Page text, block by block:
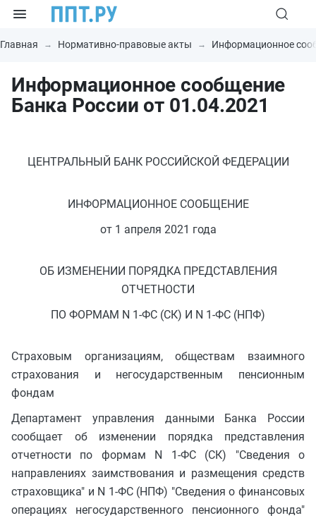
Главная Нормативно-правовые акты Информационное
Информационное сообщение
Банка России от 01.04.2021
ЦЕНТРАЛЬНЫЙ БАНК РОССИЙСКОЙ ФЕДЕРАЦИИ
ИНФОРМАЦИОННОЕ СООБЩЕНИЕ
от 1 апреля 2021 года
ОБ ИЗМЕНЕНИИ ПОРЯДКА ПРЕДСТАВЛЕНИЯ
ОТЧЕТНОСТИ
ПО ФОРМАМ N 1-ФС (СК) И N 1-ФС (НПФ)
Страховым организациям, обществам взаимного
страхования и негосударственным пенсионным
фондам
Департамент управления данными Банка России
сообщает об изменении порядка представления
отчетности по формам N 1-ФС (СК) "Сведения о
направлениях заимствования и размещения средств
страховщика" и N 1-ФС (НПФ) "Сведения о финансовых
операциях негосударственного пенсионного фонда"